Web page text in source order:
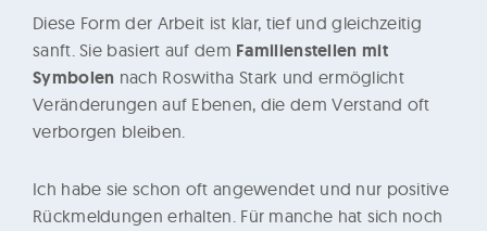
g
Diese Form der Arbeit ist klar, tief und gleichzeitig
sanft. Sie basiert auf dem Familienstellen mit
Symbolen nach Roswitha Stark und ermöglicht
Veränderungen auf Ebenen, die dem Verstand oft
verborgen bleiben.
Ich habe sie schon oft angewendet und nur positive
Rückmeldungen erhalten. Für manche hat sich noch